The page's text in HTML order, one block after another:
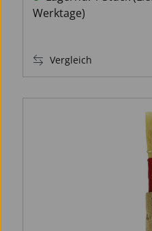
Werktage)
Vergleich